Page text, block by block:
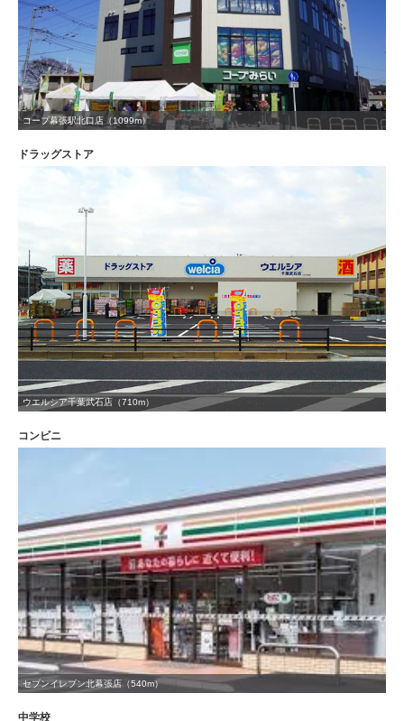
コープ幕張駅北口店（1099m）
ドラッグストア
ウエルシア千葉武石店（710m）
コンビニ
セブンイレブン北幕張店（540m）
中学校